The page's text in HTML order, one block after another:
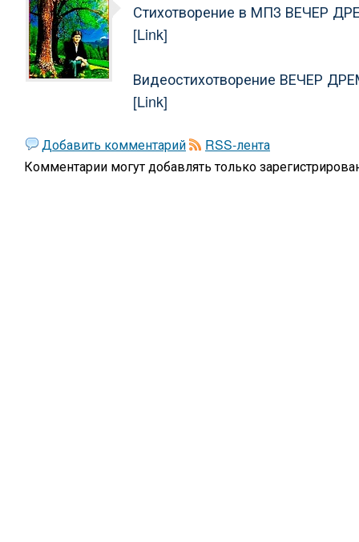
Стихотворение в МП3 ВЕЧЕР
[Link]
Видеостихотворение ВЕЧЕР
[Link]
Добавить комментарий
RSS-лента
Комментарии могут добавлять только